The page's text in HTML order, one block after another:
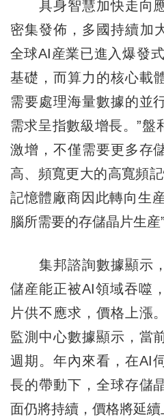
具身智慧加快走向應
密集發佈，多國持續
全球AI産業已進入爆發
基礎，而算力的核心載
需要處理海量數據的並
需求呈指數級增長。”盤
激增，不僅需要更多存
高、頻寬更大的高寬頻
記憶體廠商因此轉向生
腦所需要的存儲晶片生産”
集邦諮詢數據顯示，
儲産能正被AI領域吞噬
片供不應求，價格上漲
監測中心數據顯示，當
週期。年內來看，在AI
長的帶動下，全球存儲
面仍將持續，價格將延續